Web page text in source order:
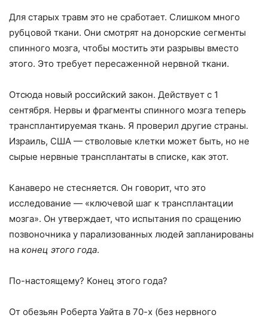
Для старых травм это не сработает. Слишком много
рубцовой ткани. Они смотрят на донорские сегменты
спинного мозга, чтобы мостить эти разрывы вместо
этого. Это требует пересаженной нервной ткани.
Отсюда новый российский закон. Действует с 1
сентября. Нервы и фрагменты спинного мозга теперь
трансплантируемая ткань. Я проверил другие страны.
Израиль, США — стволовые клетки может быть, но не
сырые нервные трансплантаты в списке, как этот.
Канаверо не стесняется. Он говорит, что это
исследование — «ключевой шаг к трансплантации
мозга». Он утверждает, что испытания по сращению
позвоночника у парализованных людей запланированы
на конец этого года.
По-настоящему? Конец этого года?
От обезьян Роберта Уайта в 70-х (без нервного